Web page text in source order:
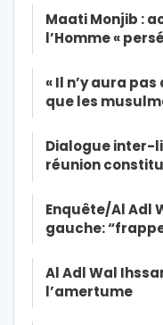
Maati Monjib :
l’Homme «
« Il n’y aura
que les
Dialogue inter-
réunion
Enquête/Al Adl
gauche:
Al Adl Wal
l’amertume